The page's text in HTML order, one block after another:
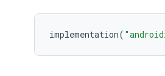
implementation(